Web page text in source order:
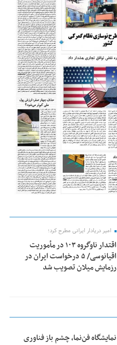
امیر دریادار ایرانی مطرح کرد؛
اقتدار ناوگروه ۱۰۳ در مأموریت‌
اقیانوسی/ ۵ درخواست ایران در
رزمایش میلان تصویب شد
نمایشگاه فن‌نما، چشم باز فناوری